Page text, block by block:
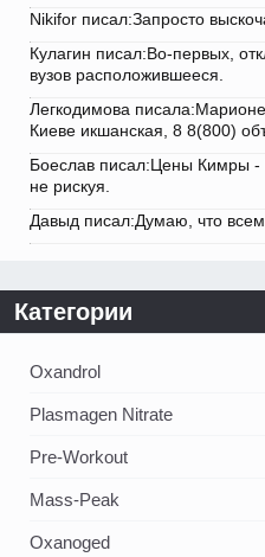
Nikifor писал:Запросто
Кулагин писал:Во-первых,
вузов расположившееся.
Легкодимова
Киеве икшанская, 8 8(800)
Боеслав писал:Цены Кимры -
не рискуя.
Давыд писал:Думаю, что всем.
Категории
Oxandrol
Plasmagen Nitrate
Pre-Workout
Mass-Peak
Oxanoged